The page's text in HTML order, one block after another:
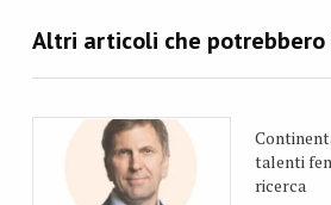
talenti
ricerca